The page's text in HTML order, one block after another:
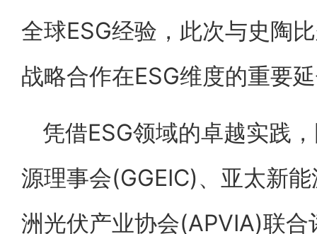
全球ESG经验，此次与史陶
战略合作在ESG维度的重要
凭借ESG领域的卓越实践
源理事会(GGEIC)、亚太新
洲光伏产业协会(APVIA)联合